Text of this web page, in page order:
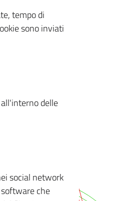
tempo di
sono inviati
delle
social network
che